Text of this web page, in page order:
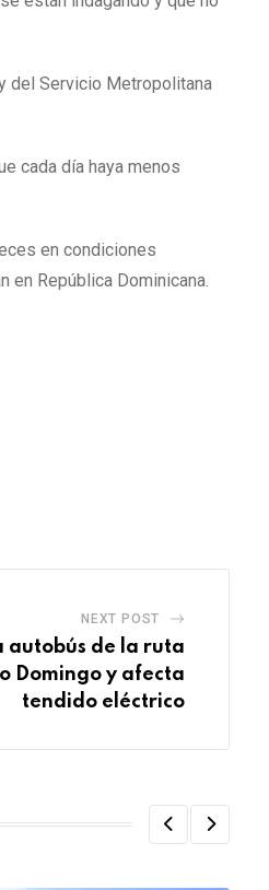
del Servicio Metropolitana
cada día haya menos
en condiciones
República Dominicana.
NEXT POST
autobús de la ruta
Domingo y afecta
tendido eléctrico